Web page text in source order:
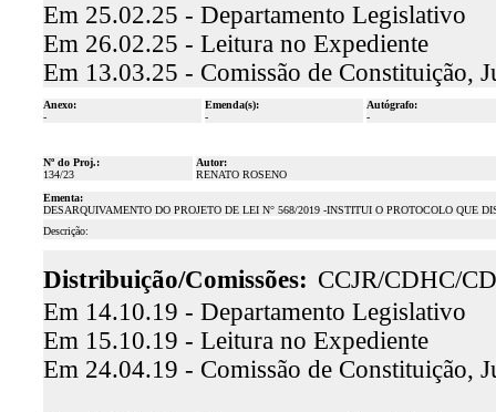
Em 25.02.25 - Departamento Legislativo
Em 26.02.25 - Leitura no Expediente
Em 13.03.25 - Comissão de Constituição,
Anexo:
-
Emenda(s):
-
Autógrafo:
-
Nº do Proj.:
134/23
Autor:
RENATO ROSENO
Ementa:
DESARQUIVAMENTO DO PROJETO DE LEI N° 568/2019 -INSTITUI O PROTOCOLO QUE
Descrição:
Distribuição/Comissões: CCJR/CDHC/
Em 14.10.19 - Departamento Legislativo
Em 15.10.19 - Leitura no Expediente
Em 24.04.19 - Comissão de Constituição,